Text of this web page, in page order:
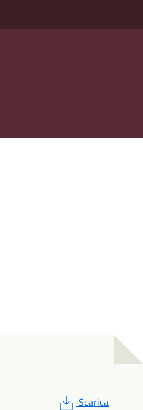
PDF
Scarica